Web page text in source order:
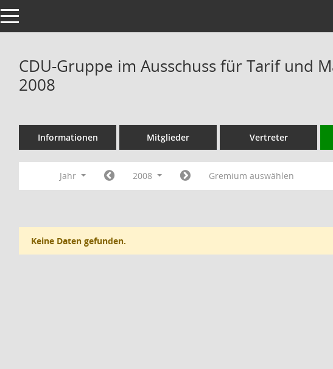
Toggle navigation
CDU-Gruppe im Ausschuss für Tarif und
2008
Informationen Mitglieder Vertreter
Jahr 2008 Gremium auswählen
Keine Daten gefunden.